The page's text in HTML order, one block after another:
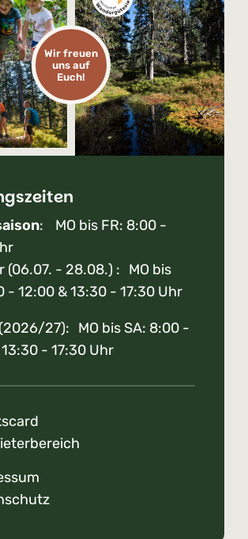
Wir freuen
uns auf
Euch!
: MO bis FR: 8:00 -
(06.07. - 28.08.) : MO bis
- 12:00 & 13:30 - 17:30 Uhr
(2026/27): MO bis SA: 8:00 -
- 17:30 Uhr